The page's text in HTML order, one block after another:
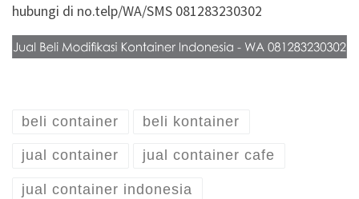
hubungi di no.telp/WA/SMS 081283230302
beli container beli kontainer
jual container jual container cafe
jual container indonesia